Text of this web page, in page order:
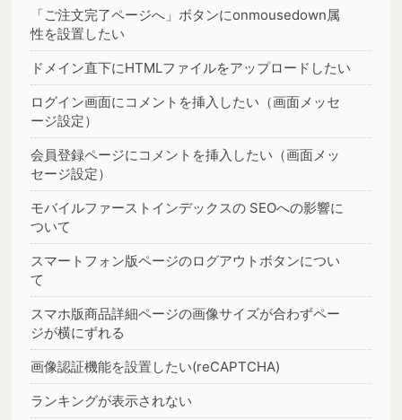
「ご注文完了ページへ」ボタンにonmousedown属
性を設置したい
ドメイン直下にHTMLファイルをアップロードしたい
ログイン画面にコメントを挿入したい（画面メッセ
ージ設定）
会員登録ページにコメントを挿入したい（画面メッ
セージ設定）
モバイルファーストインデックスの SEOへの影響に
ついて
スマートフォン版ページのログアウトボタンについ
て
スマホ版商品詳細ページの画像サイズが合わずペー
ジが横にずれる
画像認証機能を設置したい(reCAPTCHA)
ランキングが表示されない